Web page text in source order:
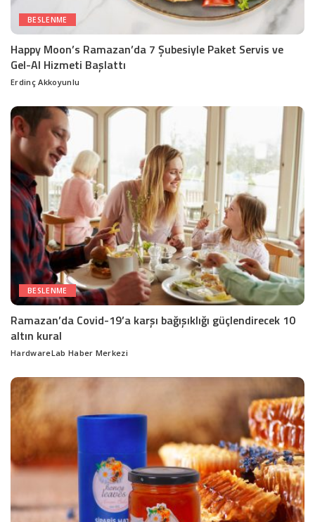
BESLENME
Happy Moon’s Ramazan’da 7 Şubesiyle Paket Servis ve
Gel-Al Hizmeti Başlattı
Posted
Erdinç Akkoyunlu
BESLENME
Ramazan’da Covid-19’a karşı bağışıklığı güçlendirecek 10
altın kural
Posted
HardwareLab Haber Merkezi